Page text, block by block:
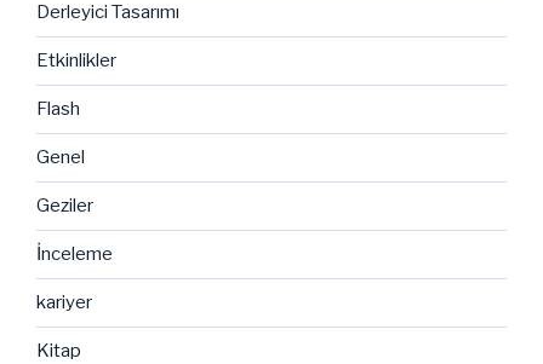
Derleyici Tasarımı
Etkinlikler
Flash
Genel
Geziler
İnceleme
kariyer
Kitap